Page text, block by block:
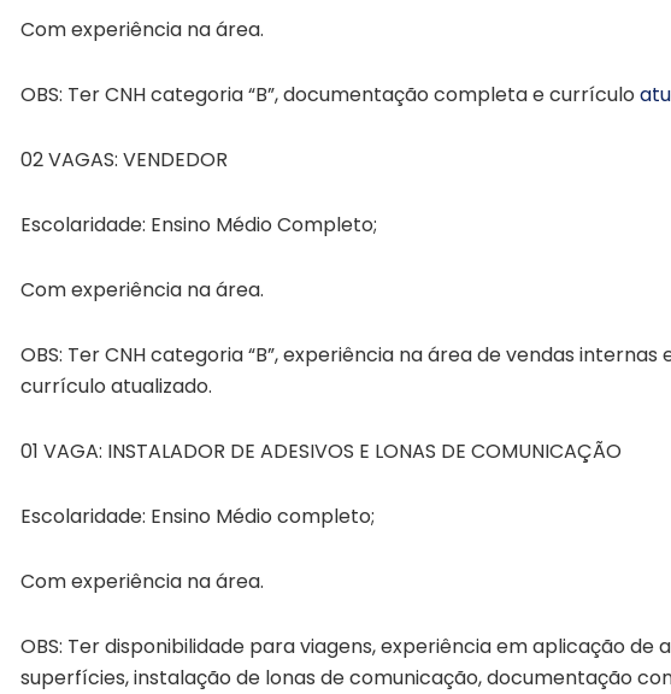
Com experiência na área.
OBS: Ter CNH categoria “B”, documentação completa e currículo
02 VAGAS: VENDEDOR
Escolaridade: Ensino Médio Completo;
Com experiência na área.
OBS: Ter CNH categoria “B”, experiência na área de vendas
currículo atualizado.
01 VAGA: INSTALADOR DE ADESIVOS E LONAS DE COMUNICAÇÃO
Escolaridade: Ensino Médio completo;
Com experiência na área.
OBS: Ter disponibilidade para viagens, experiência em aplicação de
superfícies, instalação de lonas de comunicação, documentação